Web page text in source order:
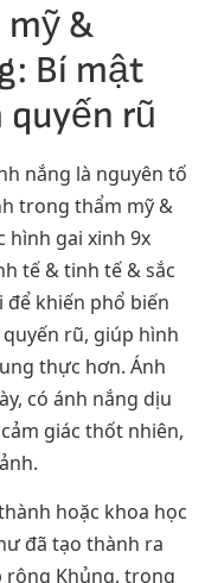
&
Bí mật
rũ
nắng là nguyên tố
trong thẩm mỹ &
hình gai xinh 9x
tế & tinh tế & sắc
khiến phổ biến
rũ, giúp hình
thực hơn. Ánh
có ánh nắng dịu
giác thốt nhiên,
hoặc khoa học
đã tạo thành ra
rộng Khủng, trong